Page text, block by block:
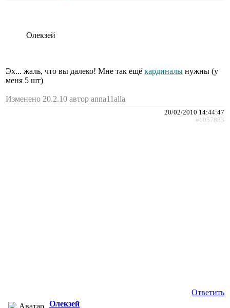
Олекзей
Эх... жаль, что вы далеко! Мне так ещё кардиналы нужны (у
меня 5 шт)
Изменено 20.2.10 автор anna11alla
20/02/2010 14:44:47
#1057883
Ответить
Олекзей